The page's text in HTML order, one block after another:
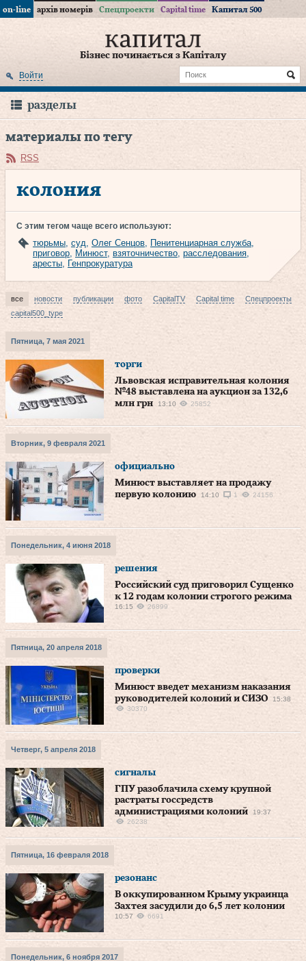
on-line архів номерів Спецпроекти Capital time Капитал 500
Бізнес починається з Капіталу
Войти
разделы
материалы по тегу
RSS
колония
С этим тегом чаще всего используют:
тюрьмы, суд, Олег Сенцов, Пенитенциарная служба,
приговор, Минюст, взяточничество, расследования,
аресты, Генпрокуратура
все новости публикации фото CapitalTV Capital time
Спецпроекты
capital500_type
Пятница, 7 мая 2021
торги
Львовская исправительная колония
№48 выставлена на аукцион за 132,6
млн грн
13:10 25852
Вторник, 9 февраля 2021
официально
Минюст выставляет на продажу
первую колонию
14:10 1 24156
Понедельник, 4 июня 2018
решения
Российский суд приговорил Сущенко
к 12 годам колонии строгого режима
16:15 26899
Пятница, 20 апреля 2018
проверки
Минюст введет механизм наказания
руководителей колоний и СИЗО
15:38
30370
Четверг, 5 апреля 2018
сигналы
ГПУ разоблачила схему крупной
растраты госсредств
администрациями колоний
19:37
26238
Пятница, 16 февраля 2018
резонанс
В оккупированном Крыму украинца
Захтея засудили до 6,5 лет колонии
10:57 6691
Понедельник, 6 ноября 2017